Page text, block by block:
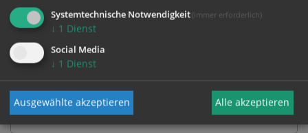
Benutzername
Passwort
Systemtechnische Notwendigkeit (immer erforderlich)
↓ 1 Dienst
Social Media
↓ 1 Dienst
Ausgewählte akzeptieren Alle akzeptieren